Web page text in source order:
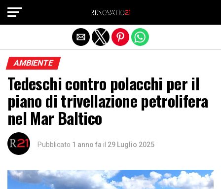
AMBIENTE
Tedeschi contro polacchi per il
piano di trivellazione petrolifera
nel Mar Baltico
Pubblicato 1 anno fa il 29 Luglio 2025
Exit mobile version